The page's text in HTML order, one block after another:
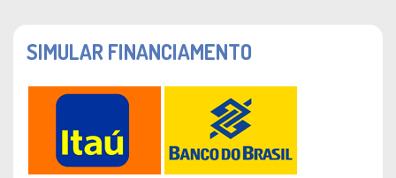
SIMULAR FINANCIAMENTO